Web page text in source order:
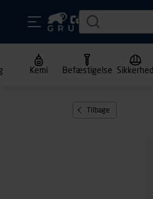
Kemi Befæstigelse Sikkerhed
Tilbage